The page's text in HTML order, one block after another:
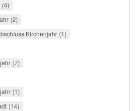
4
2
Kirchenjahr 1
7
1
14